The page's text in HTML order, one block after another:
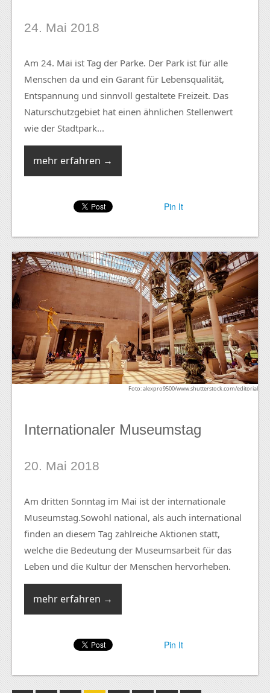
24. Mai 2018
Am 24. Mai ist Tag der Parke. Der Park ist für alle
Menschen da und ein Garant für Lebensqualität,
Entspannung und sinnvoll gestaltete Freizeit. Das
Naturschutzgebiet hat einen ähnlichen Stellenwert
wie der Stadtpark...
mehr erfahren →
Pin It
Foto: alexpro9500/www.shutterstock.com/editorial
Internationaler Museumstag
20. Mai 2018
Am dritten Sonntag im Mai ist der internationale
Museumstag.Sowohl national, als auch international
finden an diesem Tag zahlreiche Aktionen statt,
welche die Bedeutung der Museumsarbeit für das
Leben und die Kultur der Menschen hervorheben.
mehr erfahren →
Pin It